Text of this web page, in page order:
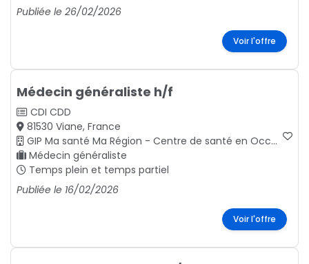
Publiée le 26/02/2026
Voir l'offre
Médecin généraliste h/f
CDI CDD
81530 Viane, France
GIP Ma santé Ma Région - Centre de santé en Occitanie
Médecin généraliste
Temps plein et temps partiel
Publiée le 16/02/2026
Voir l'offre